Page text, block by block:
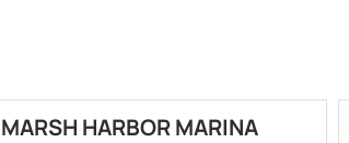
MARSH HARBOR MARINA